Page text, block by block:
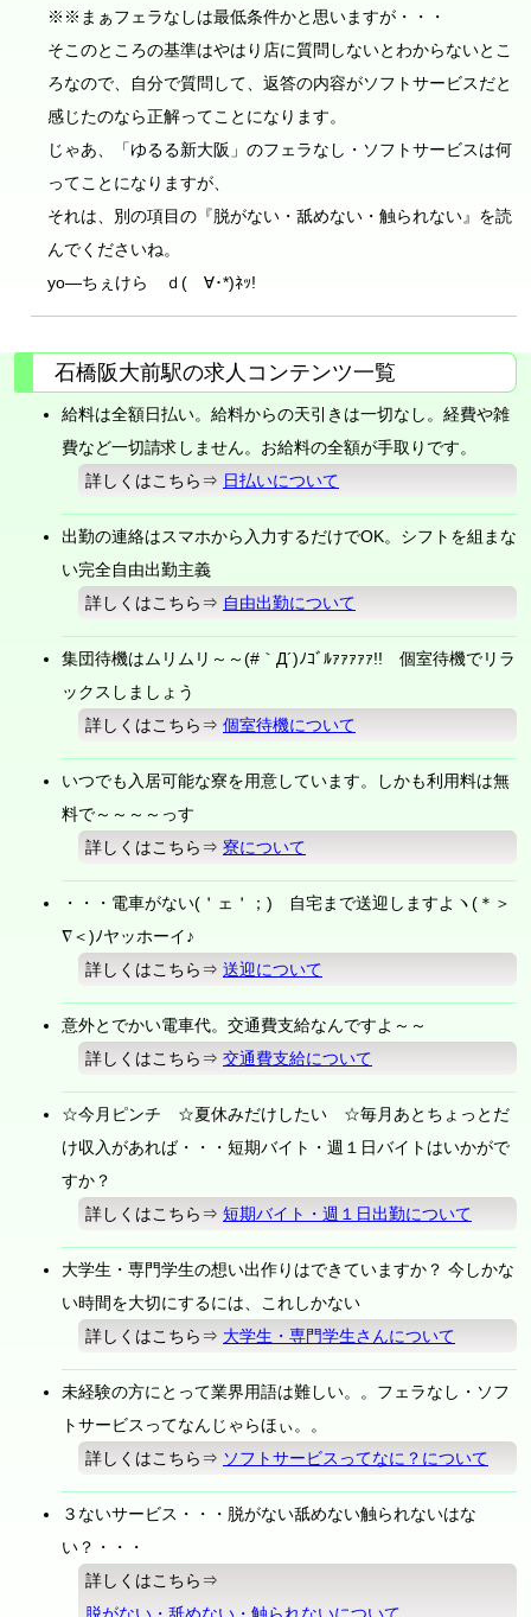
※※まぁフェラなしは最低条件かと思いますが・・・
そこのところの基準はやはり店に質問しないとわからないとこ
ろなので、自分で質問して、返答の内容がソフトサービスだと
感じたのなら正解ってことになります。
じゃあ、「ゆるる新大阪」のフェラなし・ソフトサービスは何
ってことになりますが、
それは、別の項目の『脱がない・舐めない・触られない』を読
んでくださいね。
yo―ちぇけら ｄ(ゝ∀･*)ﾈｯ!
石橋阪大前駅の求人コンテンツ一覧
給料は全額日払い。給料からの天引きは一切なし。経費や雑
費など一切請求しません。お給料の全額が手取りです。
詳しくはこちら⇒ 日払いについて
出勤の連絡はスマホから入力するだけでOK。シフトを組まな
い完全自由出勤主義
詳しくはこちら⇒ 自由出勤について
集団待機はムリムリ～～(#｀Д´)ﾉｺﾞﾙｧｧｧｧｧ!! 個室待機でリラ
ックスしましょう
詳しくはこちら⇒個室待機について
いつでも入居可能な寮を用意しています。しかも利用料は無
料で～～～～っす
詳しくはこちら⇒寮について
・・・電車がない(＇ェ＇；) 自宅まで送迎しますよヽ(＊＞
∇＜)ﾉヤッホーイ♪
詳しくはこちら⇒送迎について
意外とでかい電車代。交通費支給なんですよ～～
詳しくはこちら⇒交通費支給について
☆今月ピンチ ☆夏休みだけしたい ☆毎月あとちょっとだ
け収入があれば・・・短期バイト・週１日バイトはいかがで
すか？
詳しくはこちら⇒短期バイト・週１日出勤について
大学生・専門学生の想い出作りはできていますか？ 今しかな
い時間を大切にするには、これしかない
詳しくはこちら⇒ 大学生・専門学生さんについて
未経験の方にとって業界用語は難しい。。フェラなし・ソフ
トサービスってなんじゃらほぃ。。
詳しくはこちら⇒ ソフトサービスってなに？について
３ないサービス・・・脱がない舐めない触られないはな
い？・・・
詳しくはこちら⇒